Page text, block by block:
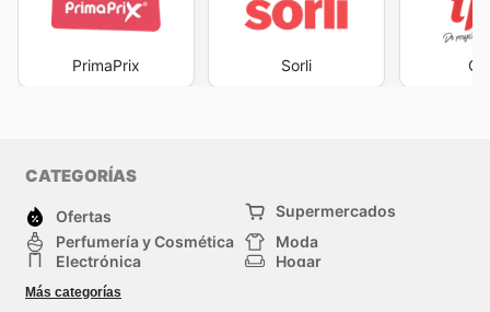
PrimaPrix Sorli
CATEGORÍAS
Ofertas
Supermercados
Perfumería y Cosmética
Moda
Electrónica
Hogar
Deporte
Juguetes y bebés
Más categorías